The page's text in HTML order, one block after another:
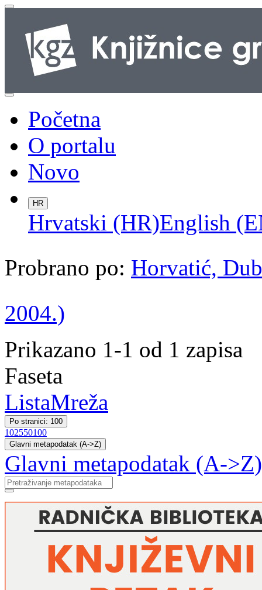
Početna
O portalu
Novo
HR
Hrvatski (HR)English
Probrano po: Horvatić,
2004.)
Prikazano 1-1 od 1 zapisa
Faseta
ListaMreža
Po stranici: 100
102550100
Glavni metapodatak (A->Z)
Glavni metapodatak (A->Z)